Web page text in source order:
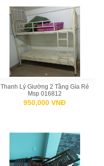
Thanh Lý Giường 2 Tầng Gía Rẻ
Msp 016812
950,000 VNĐ